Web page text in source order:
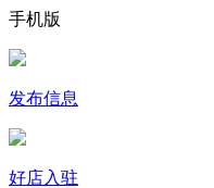
手机版
发布信息
好店入驻